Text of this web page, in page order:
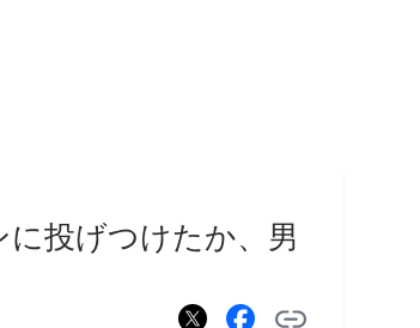
投げつけたか、男